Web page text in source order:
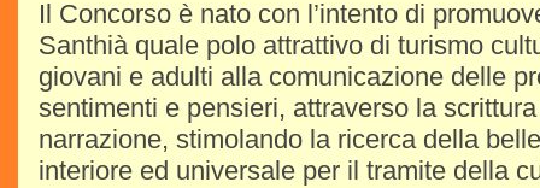
Il Concorso è nato con l’intento di
Santhià quale polo attrattivo di turismo
giovani e adulti alla comunicazione delle
sentimenti e pensieri, attraverso la
narrazione, stimolando la ricerca della
interiore ed universale per il tramite della